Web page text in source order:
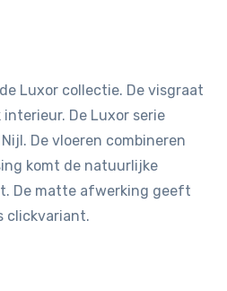
Luxor collectie. De visgraat
De Luxor serie
De vloeren combineren
komt de natuurlijke
De matte afwerking geeft
clickvariant.